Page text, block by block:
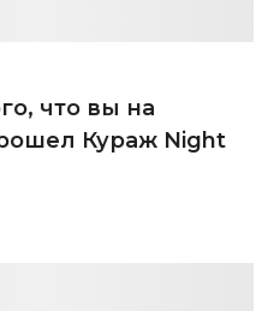
что вы на
Кураж Night